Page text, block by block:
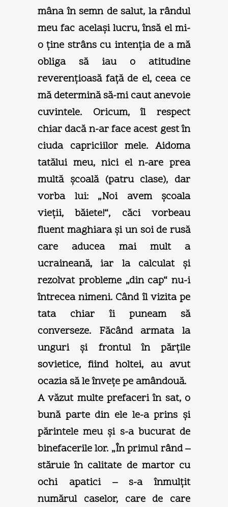
mâna în semn de salut, la rândul
meu fac acelaşi lucru, însă el mi-
o ţine strâns cu intenţia de a mă
obliga să iau o atitudine
reverenţioasă faţă de el, ceea ce
mă determină să-mi caut anevoie
cuvintele. Oricum, îl respect
chiar dacă n-ar face acest gest în
ciuda capriciilor mele. Aidoma
tatălui meu, nici el n-are prea
multă şcoală (patru clase), dar
vorba lui: „Noi avem şcoala
vieţii, băiete!“, căci vorbeau
fluent maghiara şi un soi de rusă
care aducea mai mult a
ucraineană, iar la calculat şi
rezolvat probleme „din cap“ nu-i
întrecea nimeni. Când îl vizita pe
tata chiar îi puneam să
converseze. Făcând armata la
unguri şi frontul în părţile
sovietice, fiind holtei, au avut
ocazia să le înveţe pe amândouă.
A văzut multe prefaceri în sat, o
bună parte din ele le-a prins şi
părintele meu şi s-a bucurat de
binefacerile lor. „În primul rând –
stăruie în calitate de martor cu
ochi apatici – s-a înmulţit
numărul caselor, care de care